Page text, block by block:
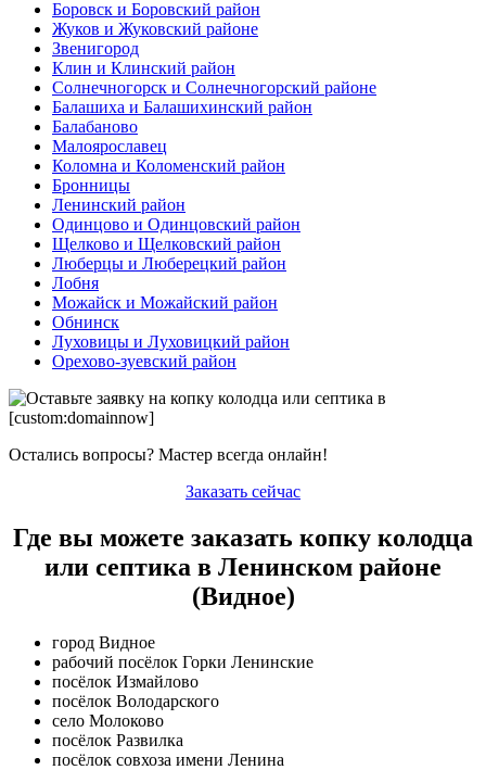
Боровск и Боровский район
Жуков и Жуковский районе
Звенигород
Клин и Клинский район
Солнечногорск и Солнечногорский районе
Балашиха и Балашихинский район
Балабаново
Малоярославец
Коломна и Коломенский район
Бронницы
Ленинский район
Одинцово и Одинцовский район
Щелково и Щелковский район
Люберцы и Люберецкий район
Лобня
Можайск и Можайский район
Обнинск
Луховицы и Луховицкий район
Орехово-зуевский район
Остались вопросы? Мастер всегда онлайн!
Заказать сейчас
Где вы можете заказать копку колодца
или септика в Ленинском районе
(Видное)
город Видное
рабочий посёлок Горки Ленинские
посёлок Измайлово
посёлок Володарского
село Молоково
посёлок Развилка
посёлок совхоза имени Ленина